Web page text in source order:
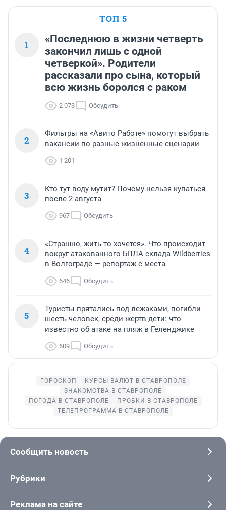
ТОП 5
1
«Последнюю в жизни четверть
закончил лишь с одной
четверкой». Родители
рассказали про сына, который
всю жизнь боролся с раком
2 073 Обсудить
2
Фильтры на «Авито Работе» помогут выбрать
вакансии по разные жизненные сценарии
1 201
3
Кто тут воду мутит? Почему нельзя купаться
после 2 августа
967 Обсудить
4
«Страшно, жить-то хочется». Что происходит
вокруг атакованного БПЛА склада Wildberries
в Волгограде — репортаж с места
646 Обсудить
5
Туристы прятались под лежаками, погибли
шесть человек, среди жертв дети: что
известно об атаке на пляж в Геленджике
609 Обсудить
ГОРОСКОП
КУРСЫ ВАЛЮТ В СТАВРОПОЛЕ
ЗНАКОМСТВА В СТАВРОПОЛЕ
ПОГОДА В СТАВРОПОЛЕ
ПРОБКИ В СТАВРОПОЛЕ
ТЕЛЕПРОГРАММА В СТАВРОПОЛЕ
Сообщить новость
Рубрики
Реклама на сайте